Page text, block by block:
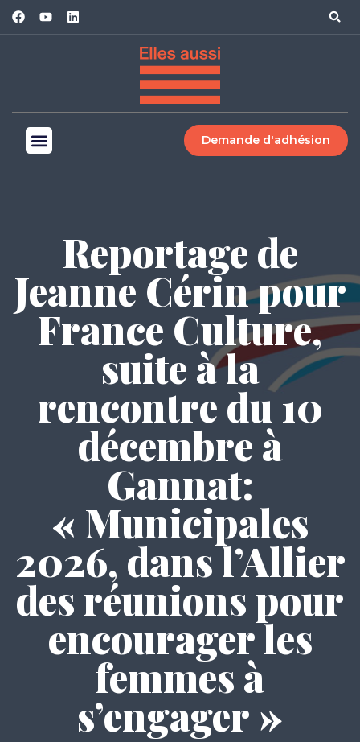
Demande d'adhésion
Reportage de
Jeanne Cérin pour
France Culture,
suite à la
rencontre du 10
décembre à
Gannat:
« Municipales
2026, dans l’Allier
des réunions pour
encourager les
femmes à
s’engager »